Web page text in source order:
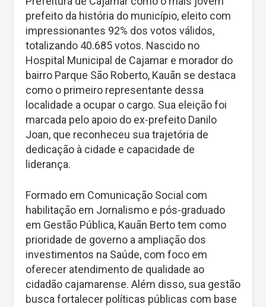
prefeito da história do município, eleito com
impressionantes 92% dos votos válidos,
totalizando 40.685 votos. Nascido no
Hospital Municipal de Cajamar e morador do
bairro Parque São Roberto, Kauãn se destaca
como o primeiro representante dessa
localidade a ocupar o cargo. Sua eleição foi
marcada pelo apoio do ex-prefeito Danilo
Joan, que reconheceu sua trajetória de
dedicação à cidade e capacidade de
liderança.
Formado em Comunicação Social com
habilitação em Jornalismo e pós-graduado
em Gestão Pública, Kauãn Berto tem como
prioridade de governo a ampliação dos
investimentos na Saúde, com foco em
oferecer atendimento de qualidade ao
cidadão cajamarense. Além disso, sua gestão
busca fortalecer políticas públicas com base